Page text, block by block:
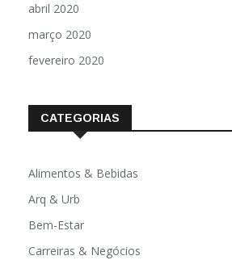
abril 2020
março 2020
fevereiro 2020
CATEGORIAS
Alimentos & Bebidas
Arq & Urb
Bem-Estar
Carreiras & Negócios